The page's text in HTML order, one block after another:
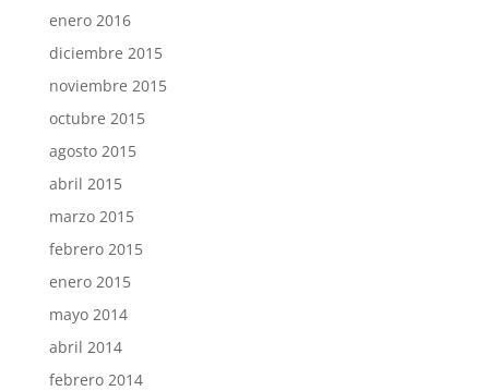
enero 2016
diciembre 2015
noviembre 2015
octubre 2015
agosto 2015
abril 2015
marzo 2015
febrero 2015
enero 2015
mayo 2014
abril 2014
febrero 2014